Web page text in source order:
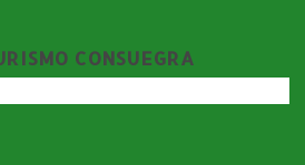
CONSUEGRA